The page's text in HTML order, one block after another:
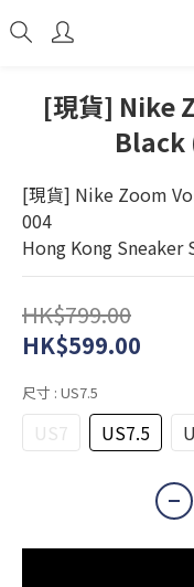
[現貨] Nike
Black
[現貨] Nike Zoom
004
Hong Kong Sneaker
HK$799.00
HK$599.00
尺寸 : US7.5
US7 US7.5